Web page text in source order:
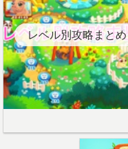
レベル別攻略まとめ